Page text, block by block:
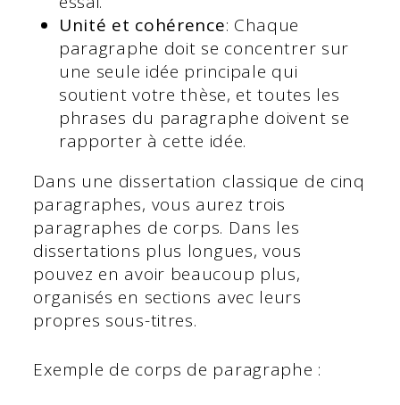
Unité et cohérence: Chaque
paragraphe doit se concentrer sur
une seule idée principale qui
soutient votre thèse, et toutes les
phrases du paragraphe doivent se
rapporter à cette idée.
Dans une dissertation classique de cinq
paragraphes, vous aurez trois
paragraphes de corps. Dans les
dissertations plus longues, vous
pouvez en avoir beaucoup plus,
organisés en sections avec leurs
propres sous-titres.
Exemple de corps de paragraphe :